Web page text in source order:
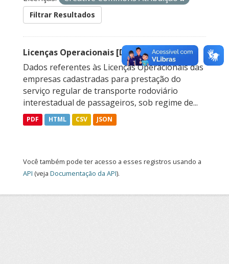
Filtrar Resultados
Licenças Operacionais [Descontinuado]
Dados referentes às Licenças Operacionais das
empresas cadastradas para prestação do
serviço regular de transporte rodoviário
interestadual de passageiros, sob regime de...
PDF HTML CSV JSON
Você também pode ter acesso a esses registros usando a
API (veja Documentação da API).